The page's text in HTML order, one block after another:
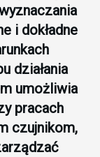
i dokładne
działania
umożliwia
pracach
czujnikom,